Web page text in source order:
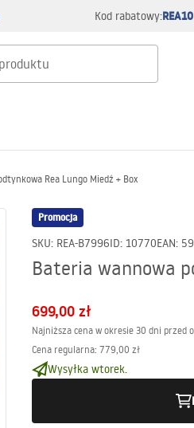
Kod rabatowy:REA10
Rea Lungo Miedź + Box
Promocja
SKU: REA-B7996ID: 10770EAN:
Bateria wannowa
699,00 zł
Najniższa cena w okresie 30 dni przed
Cena regularna: 779,00 zł
Wysyłka wtorek.